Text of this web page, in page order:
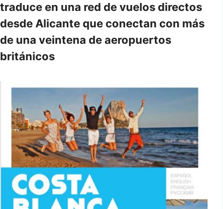
traduce en una red de vuelos directos
desde Alicante que conectan con más
de una veintena de aeropuertos
británicos